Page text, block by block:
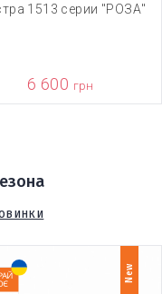
1513 серии "РОЗА"
6 600 грн
New